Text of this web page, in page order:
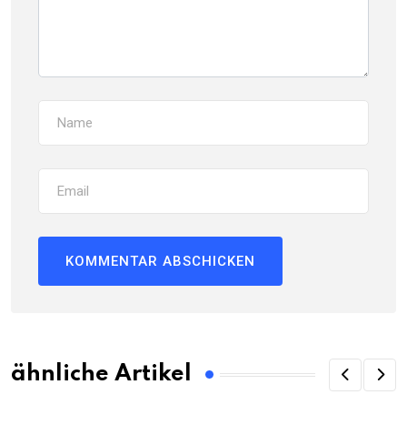
ähnliche Artikel